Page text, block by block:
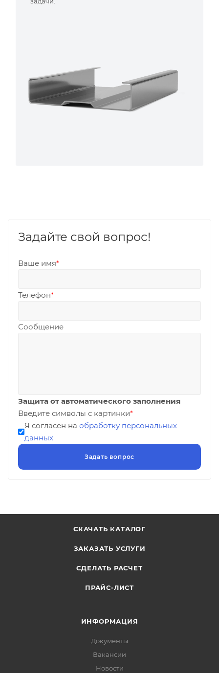
Задайте свой вопрос!
Ваше имя*
Телефон*
Сообщение
Защита от автоматического заполнения
Введите символы с картинки*
Я согласен на обработку персональных
данных
СКАЧАТЬ КАТАЛОГ
ЗАКАЗАТЬ УСЛУГИ
СДЕЛАТЬ РАСЧЕТ
ПРАЙС-ЛИСТ
ИНФОРМАЦИЯ
Документы
Вакансии
Новости